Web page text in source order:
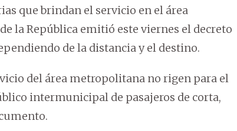
que brindan el servicio en el área
la República emitió este viernes el decreto
de la distancia y el destino.
del área metropolitana no rigen para el
intermunicipal de pasajeros de corta,